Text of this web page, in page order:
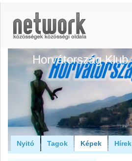
Horvátország Klub
Nyitó Tagok Képek Hírek